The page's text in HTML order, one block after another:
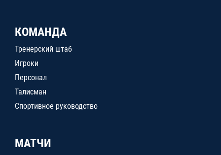
КОМАНДА
Тренерский штаб
Игроки
Персонал
Талисман
Спортивное руководство
МАТЧИ